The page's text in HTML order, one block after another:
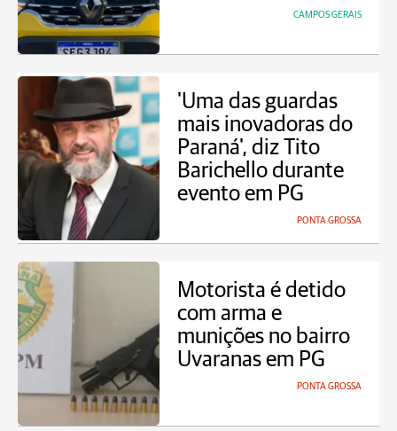
CAMPOS GERAIS
'Uma das guardas
mais inovadoras do
Paraná', diz Tito
Barichello durante
evento em PG
PONTA GROSSA
Motorista é detido
com arma e
munições no bairro
Uvaranas em PG
PONTA GROSSA